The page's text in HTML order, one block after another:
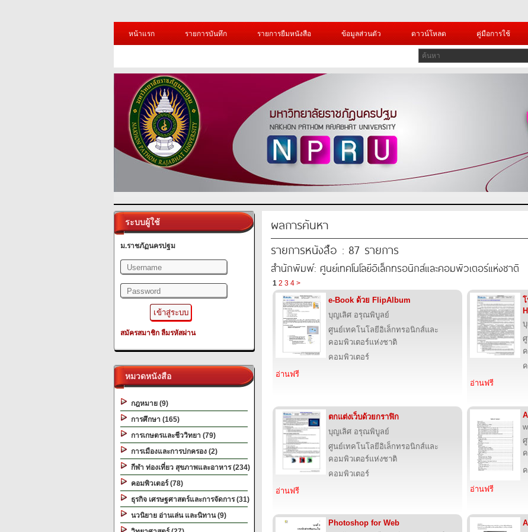
หน้าแรก
รายการบันทึก รายการยืมหนังสือ ข้อมูลส่วนตัว ดาวน์โหลด คู่มือการใช้
ระบบผู้ใช้
ม.ราชภัฏนครปฐม
สมัครสมาชิก ลืมรหัสผ่าน
หมวดหนังสือ
กฎหมาย (9)
การศึกษา (165)
การเกษตรและชีววิทยา (79)
การเมืองและการปกครอง (2)
กีฬา ท่องเที่ยว สุขภาพและอาหาร (234)
คอมพิวเตอร์ (78)
ธุรกิจ เศรษฐศาสตร์และการจัดการ (31)
นวนิยาย อ่านเล่น และนิทาน (9)
ผลการค้นหา
รายการหนังสือ : 87 รายการ
สำนักพิมพ์: ศูนย์เทคโนโลยีอิเล็กทรอนิกส์และคอมพิวเตอร์แห่งชาติ
1 2 3 4 >
e-Book ด้วย FlipAlbum
บุญเลิศ อรุณพิบูลย์
ศูนย์เทคโนโลยีอิเล็กทรอนิกส์และ
คอมพิวเตอร์แห่งชาติ
คอมพิวเตอร์
อ่านฟรี
อ่านฟรี
ตกแต่งเว็บด้วยกราฟิก
บุญเลิศ อรุณพิบูลย์
ศูนย์เทคโนโลยีอิเล็กทรอนิกส์และ
คอมพิวเตอร์แห่งชาติ
คอมพิวเตอร์
อ่านฟรี
อ่านฟรี
Photoshop for Web